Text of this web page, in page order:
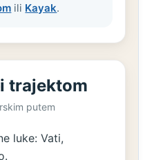
ili Kayak.
trajektom
putem
luke: Vati,